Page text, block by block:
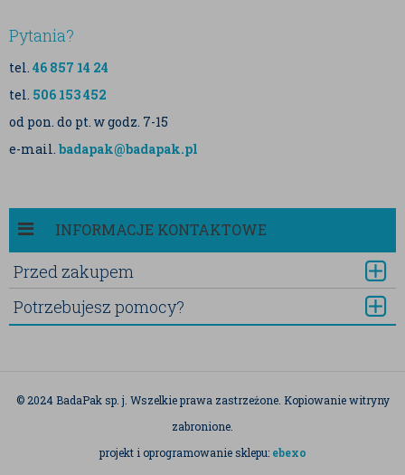
Pytania?
tel. 46 857 14 24
tel. 506 153 452
od pon. do pt. w godz. 7-15
e-mail. badapak@badapak.pl
INFORMACJE KONTAKTOWE
Przed zakupem
Potrzebujesz pomocy?
© 2024 BadaPak sp. j. Wszelkie prawa zastrzeżone. Kopiowanie witryny
zabronione.
projekt i oprogramowanie sklepu: ebexo